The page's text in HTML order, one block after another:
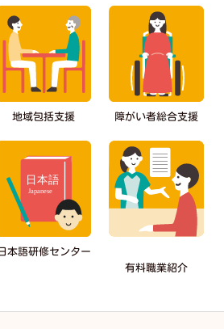
地域包括支援 障がい者総合支援
本語研修センター
有料職業紹介